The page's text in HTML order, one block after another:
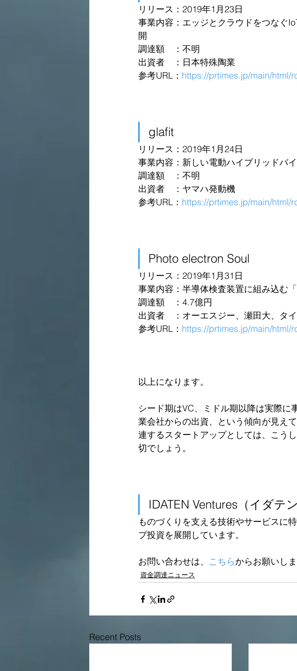
リリース：2019年1月23日
事業内容：エッジとクラウドをつなぐ
開
調達額　：不明
出資者　：日本特殊陶業
参考URL： https://prtimes.jp/main/html/
glafit
リリース：2019年1月24日
事業内容：新しい電動ハイブリッドバ
調達額　：不明
出資者　：ヤマハ発動機
参考URL： https://prtimes.jp/main/html/
Photo electron Soul
リリース：2019年1月31日
事業内容：半導体検査装置に組み込む
調達額　：4.7億円
出資者　：オーエスジー、瀬田大、タ
参考URL： https://prtimes.jp/main/html/
以上になります。
シード期はVC、ミドル期以降は実際
業会社からの出資、という傾向が見え
連するスタートアップとしては、こう
切でしょう。
IDATEN Ventures（イダテ
ものづくりを支える技術やサービスに
プ投資を展開しています。
お問い合わせは、 こちらからお願いしま
資金調達ニュース
Recent Posts